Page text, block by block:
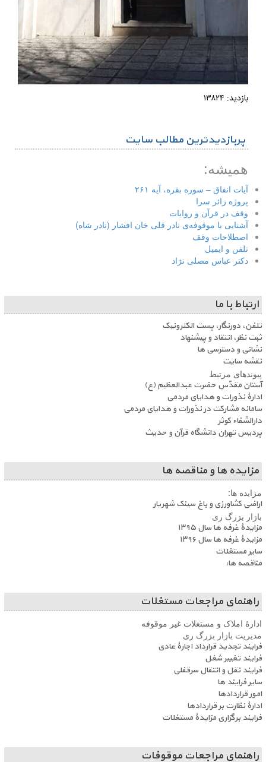
بازدید: ۱۳۸۲۴
پربازدیدترین مطالب سایت
همیشه:
آیات انفاق – سوره بقره، آیه ۲۶۱
پروژه زائر سرا
وقف در قرآن و روایات
آشنایی با موقوفه‌ی نادر قلی خان افشار (نادر شاه)
اصطلاحات وقف
تلفن و ایمیل
دکتر عباس مصلی نژاد
ارتباط با ما
تلفن، دورنگار، پست الکترونیک
ثبت نظر، انتقاد و پیشنهاد
نشانی و دسترسی ها
نقشه سایت
پیوندهای مرتبط
آستان مقدّس حضرت عبدالعظیم (ع)
ادارۀ نذورات و هدایای مردمی
سامانه مشارکت در نذورات و هدایای مردمی
دارالشفاء کوثر
پردیس تهران دانشگاه قرآن و حدیث
مزایده ها و مناقصه ها
مزایده ها:
اراضی کشاورزی و باغ سینک شهریار
بازار بزرگ ری
مزایدۀ غرفه ها سال ۱۳۹۵
مزایدۀ غرفه ها سال ۱۳۹۶
سایر مستغلات
مناقصه ها:
راهنمای مراجعات مستغلات
ادارۀ املاک و مستغلات غیر موقوفه
مدیریت بازار بزرگ ری
فرایند تجدید قرارداد اجارۀ عادی
فرایند تغییر شغل
فرایند نقل و انتقال سرقفلی
سایر فرایند ها
امور قراردادها
ادارۀ نظارت بر قراردادها
فرایند برگزاری مزایدۀ مستغلات
راهنمای مراجعات موقوفات